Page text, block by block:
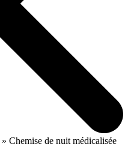
» Chemise de nuit médicalisée